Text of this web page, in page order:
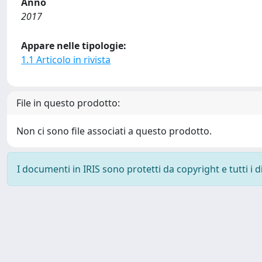
2017
Appare nelle tipologie:
1.1 Articolo in rivista
File in questo prodotto:
Non ci sono file associati a questo prodotto.
I documenti in IRIS sono protetti da copyright e tutti i